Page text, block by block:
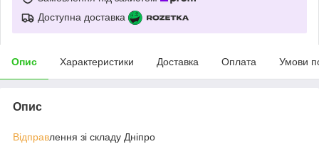
Доступна доставка
Опис Характеристики Доставка Оплата Умови
Опис
Відправлення зі складу Дніпро